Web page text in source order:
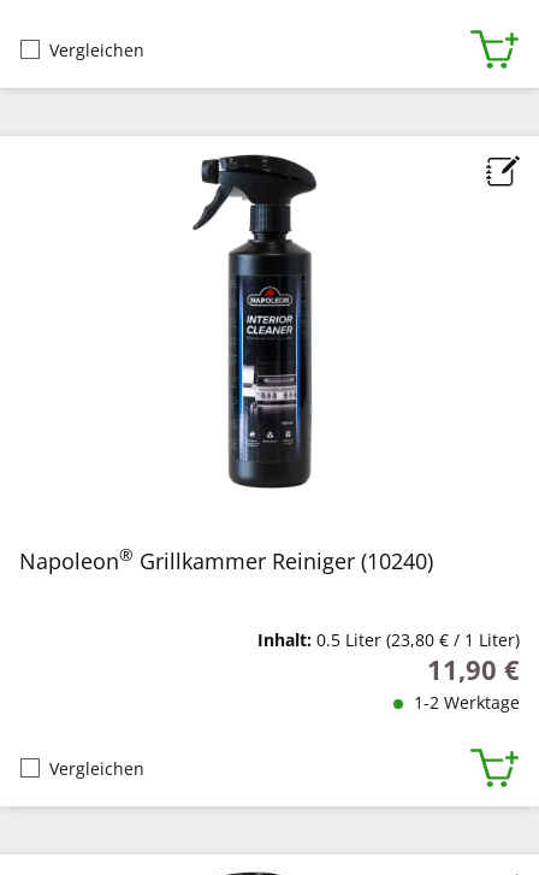
Vergleichen
Napoleon® Grillkammer Reiniger (10240)
Inhalt: 0.5 Liter (23,80 € / 1 Liter)
Regulärer
11,90 €
1-2 Werktage
Vergleichen